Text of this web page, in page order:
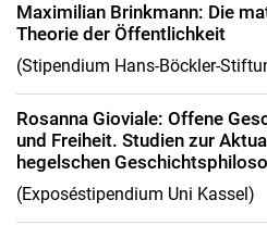
Maximilian Brinkmann: Die
Theorie der Öffentlichkeit
(Stipendium Hans-Böckler-
Rosanna Gioviale: Offene
und Freiheit. Studien zur
hegelschen
(Exposéstipendium Uni Kassel)